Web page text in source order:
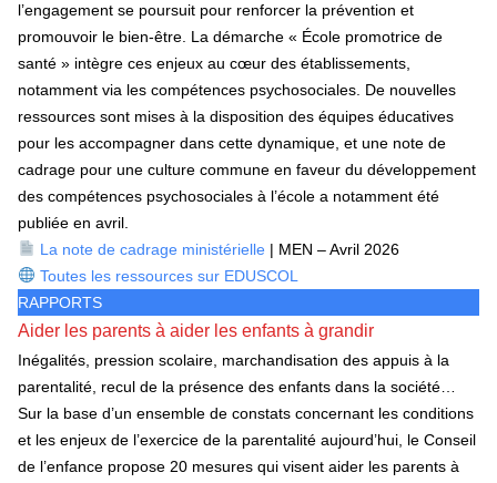
l’engagement se poursuit pour renforcer la prévention et
promouvoir le bien-être. La démarche « École promotrice de
santé » intègre ces enjeux au cœur des établissements,
notamment via les compétences psychosociales. De nouvelles
ressources sont mises à la disposition des équipes éducatives
pour les accompagner dans cette dynamique, et une note de
cadrage pour une culture commune en faveur du développement
des compétences psychosociales à l’école a notamment été
publiée en avril.
La note de cadrage ministérielle| MEN – Avril 2026
Toutes les ressources sur EDUSCOL
RAPPORTS
Aider les parents à aider les enfants à grandir
Inégalités, pression scolaire, marchandisation des appuis à la
parentalité, recul de la présence des enfants dans la société…
Sur la base d’un ensemble de constats concernant les conditions
et les enjeux de l’exercice de la parentalité aujourd’hui, le Conseil
de l’enfance propose 20 mesures qui visent aider les parents à